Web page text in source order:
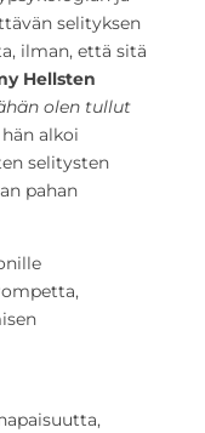
selityksen
ilman, että sitä
Hellsten
olen tullut
alkoi
selitysten
pahan